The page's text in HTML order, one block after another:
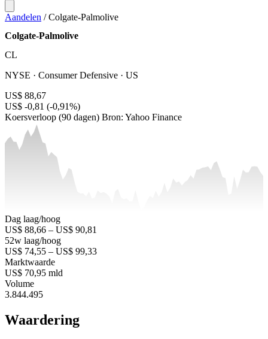
Aandelen / Colgate-Palmolive
Colgate-Palmolive
CL
NYSE · Consumer Defensive · US
US$ 88,67
US$ -0,81 (-0,91%)
Koersverloop (90 dagen) Bron: Yahoo Finance
Dag laag/hoog
US$ 88,66 – US$ 90,81
52w laag/hoog
US$ 74,55 – US$ 99,33
Marktwaarde
US$ 70,95 mld
Volume
3.844.495
Waardering